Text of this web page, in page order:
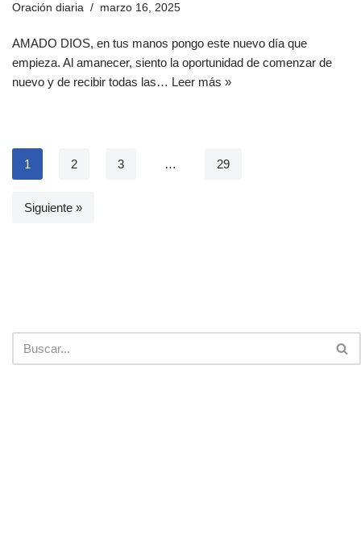
Oración diaria marzo 16, 2025
AMADO DIOS, en tus manos pongo este nuevo día que
empieza. Al amanecer, siento la oportunidad de comenzar de
nuevo y de recibir todas las… Leer más »
1 2 3 … 29
Siguiente »